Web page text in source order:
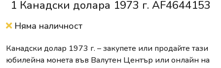
1 Канадски долара 1973 г. AF4644153
Няма наличност
Канадски долар 1973 г. – закупете или продайте тази
юбилейна монета във Валутен Център или онлайн на